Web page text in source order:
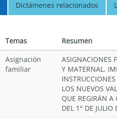
Dictámenes relacionados
Temas Resumen
Asignación
familiar
ASIGNACIONES
Y MATERNAL.
INSTRUCCIONES
LOS NUEVOS
QUE REGIRÁN A
DEL 1° DE JULIO